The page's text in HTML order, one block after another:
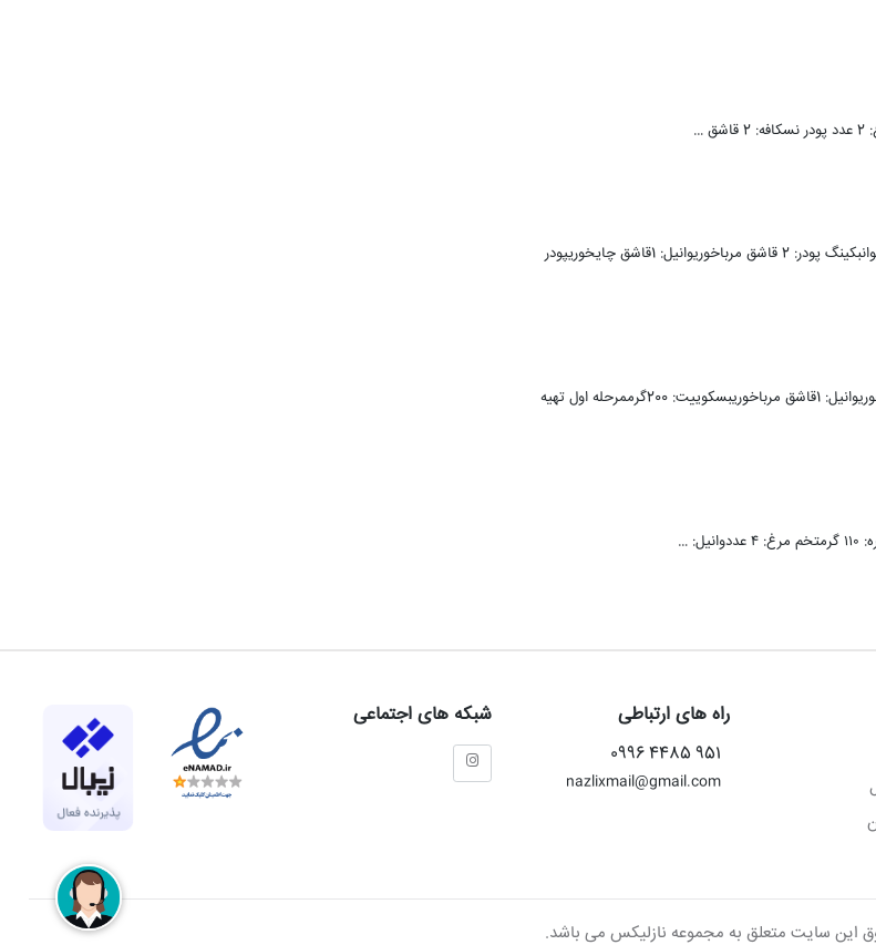
مواد لازم:آرد سفید: 2لیوانتخم مرغ: 4عددروغن مایع: نصف لیوانشکر: 1لیوانماست: سه چهارم لیوانبکینگ پودر: 2 قاشق مرباخوریوانیل: 1قاشق چايخوريپودر
مواد لازم:پنیرخامه ای: 200گرمخامه: 200گرمکره: 150گرمشکر: 100گرمپودر ژلاتین: 1قاشق غذا خوریوانیل: 1قاشق مرباخوریبسکوییت: 200گرممرحله اول تهیه
راه های ارتباطی
951 4485 0996
nazlixmail@gmail.com
شبکه های اجتماعی
این سایت متعلق به مجموعه نازلیکس می باشد.